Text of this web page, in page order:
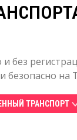
без
безопасно на
ТРАНСПОРТ